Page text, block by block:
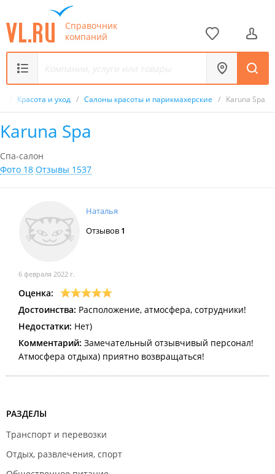
Справочник
компаний
Красота и уход / Салоны красоты и парикмахерские / Karuna Spa
Karuna Spa
Спа-салон
Фото 18 Отзывы 1537
Наталья
Отзывов 1
6 февраля 2022 г.
Оценка:
Достоинства: Расположение, атмосфера, сотрудники!
Недостатки: Нет)
Комментарий: Замечательный отзывчивый персонал!
Атмосфера отдыха) приятно возвращаться!
РАЗДЕЛЫ
Транспорт и перевозки
Отдых, развлечения, спорт